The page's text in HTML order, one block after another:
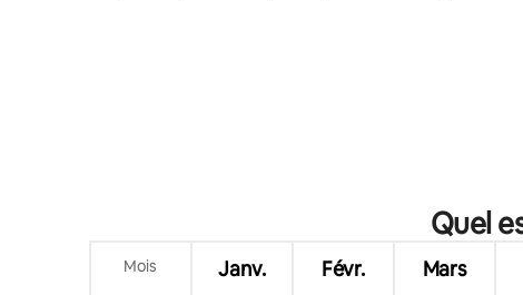
Quel
Mois Janv. Févr. Mars